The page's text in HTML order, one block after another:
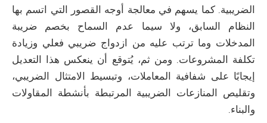
الضريبية. كما يسهم في معالجة أوجه القصور التي اتسم بها
النظام السابق، ولا سيما عدم السماح بخصم ضريبة
المدخلات وما ترتب عليه من ازدواج ضريبي فعلي وزيادة
تكلفة المشروعات. ومن ثم، يُتوقع أن ينعكس هذا التعديل
إيجابًا على شفافية المعاملات، وتبسيط الامتثال الضريبي،
وتقليص المنازعات الضريبية المرتبطة بأنشطة المقاولات
والبناء.